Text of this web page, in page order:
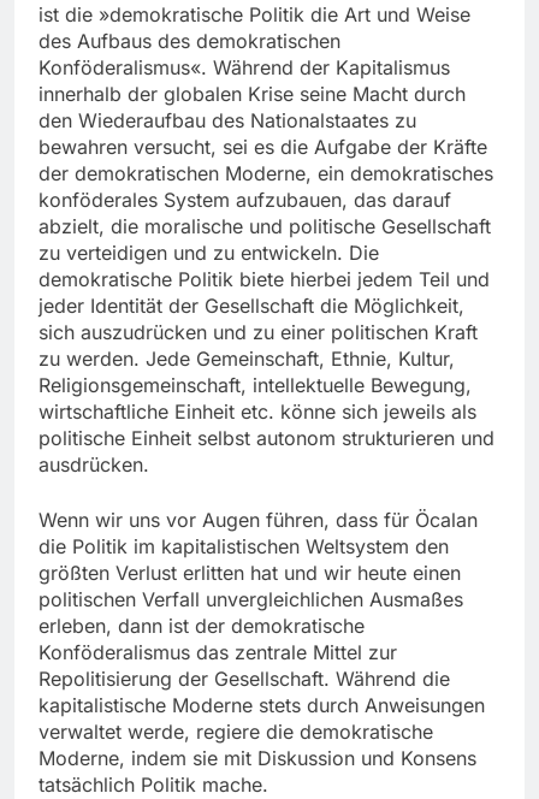
ist die »demokratische Politik die Art und Weise
des Aufbaus des demokratischen
Konföderalismus«. Während der Kapitalismus
innerhalb der globalen Krise seine Macht durch
den Wiederaufbau des Nationalstaates zu
bewahren versucht, sei es die Aufgabe der Kräfte
der demokratischen Moderne, ein demokratisches
konföderales System aufzubauen, das darauf
abzielt, die moralische und politische Gesellschaft
zu verteidigen und zu entwickeln. Die
demokratische Politik biete hierbei jedem Teil und
jeder Identität der Gesellschaft die Möglichkeit,
sich auszudrücken und zu einer politischen Kraft
zu werden. Jede Gemeinschaft, Ethnie, Kultur,
Religionsgemeinschaft, intellektuelle Bewegung,
wirtschaftliche Einheit etc. könne sich jeweils als
politische Einheit selbst autonom strukturieren und
ausdrücken.
Wenn wir uns vor Augen führen, dass für Öcalan
die Politik im kapitalistischen Weltsystem den
größten Verlust erlitten hat und wir heute einen
politischen Verfall unvergleichlichen Ausmaßes
erleben, dann ist der demokratische
Konföderalismus das zentrale Mittel zur
Repolitisierung der Gesellschaft. Während die
kapitalistische Moderne stets durch Anweisungen
verwaltet werde, regiere die demokratische
Moderne, indem sie mit Diskussion und Konsens
tatsächlich Politik mache.